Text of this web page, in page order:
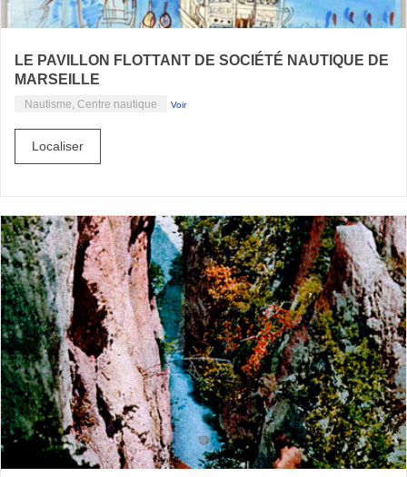
LE PAVILLON FLOTTANT DE SOCIÉTÉ NAUTIQUE DE
MARSEILLE
Nautisme, Centre nautique Voir
Localiser